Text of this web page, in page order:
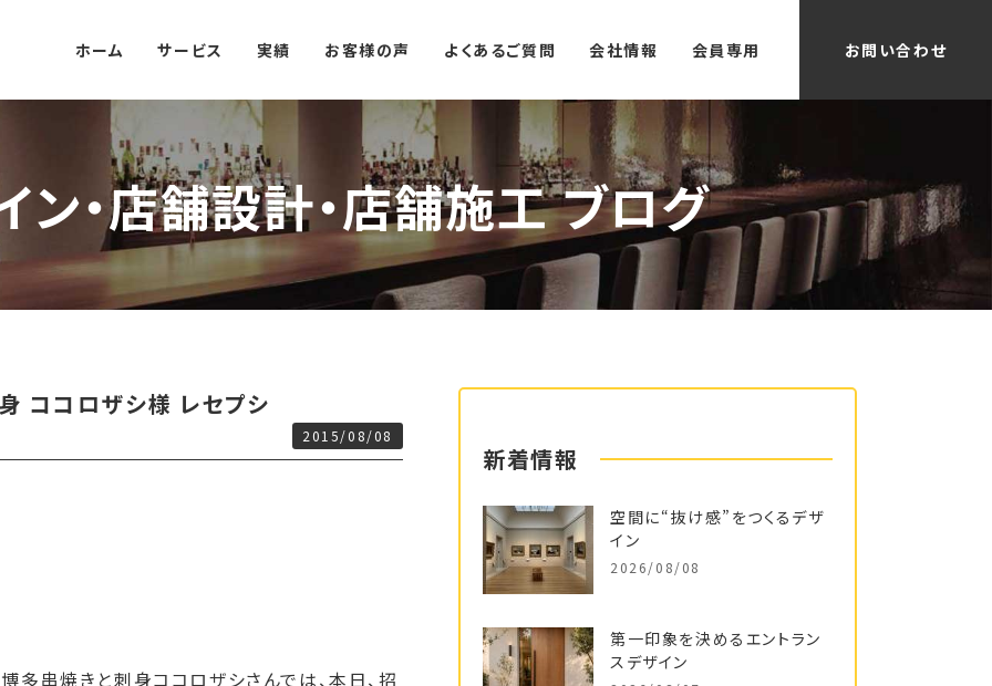
ホーム サービス 実績 お客様の声 よくあるご質問 会社情報 会員専用 お問い合わせ
ン・店舗設計・店舗施工 ブログ
ココロザシ様 レセプシ
2015/08/08
串焼きと刺身ココロザシさんでは、本日、招
新着情報
空間に“抜け感”をつくるデザ
イン
2026/08/08
第一印象を決めるエントラン
スデザイン